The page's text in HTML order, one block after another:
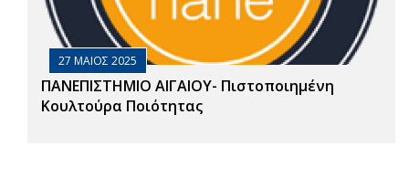
27 ΜΑΙΟΣ 2025
ΠΑΝΕΠΙΣΤΗΜΙΟ ΑΙΓΑΙΟΥ- Πιστοποιημένη
Κουλτούρα Ποιότητας